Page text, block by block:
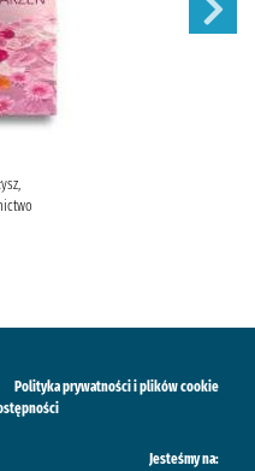
Polityka prywatności i plików cookie
Jesteśmy na: